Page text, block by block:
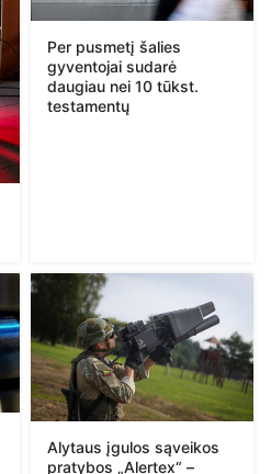
Per pusmetį šalies
gyventojai sudarė
daugiau nei 10 tūkst.
testamentų
Alytaus įgulos sąveikos
pratybos „Alertex“ –